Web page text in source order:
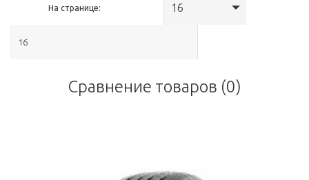
На странице: 16
Сравнение товаров (0)